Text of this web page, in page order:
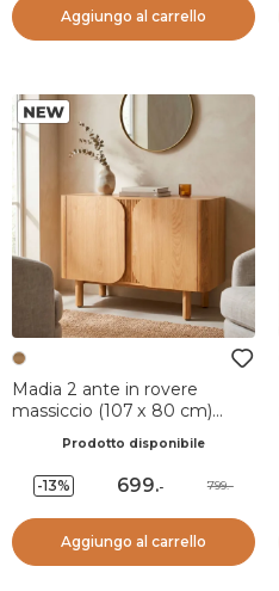
Aggiungo al carrello
Madia 2 ante in rovere
massiccio (107 x 80 cm)
Prodotto disponibile
-13% 699.- 799.-
Aggiungo al carrello